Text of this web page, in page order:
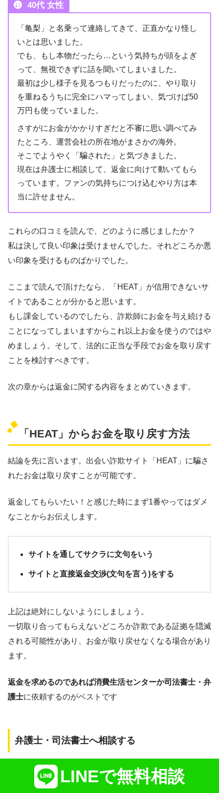
40代 女性
「亀梨」と名乗って連絡してきて、正直かなり怪し
いとは思いました。
でも、もし本物だったら…という気持ちが頭をよぎ
って、無視できずに話を聞いてしまいました。
最初は少し様子を見るつもりだったのに、やり取り
を重ねるうちに完全にハマってしまい、気づけば50
万円も使っていました。
さすがにお金がかかりすぎだと不審に思い調べてみ
たところ、運営会社の所在地がまさかの海外。
そこでようやく「騙された」と気づきました。
現在は弁護士に相談して、返金に向けて動いてもら
っています。ファンの気持ちにつけ込むやり方は本
当に許せません。
これらの口コミを読んで、どのように感じましたか？
私は決して良い印象は受けませんでした。それどころか悪
い印象を受けるものばかりでした。
ここまで読んで頂けたなら、「HEAT」が信用できないサ
イトであることが分かると思います。
もし課金しているのでしたら、詐欺師にお金を与え続ける
ことになってしまいますからこれ以上お金を使うのではや
めましょう。そして、法的に正当な手段でお金を取り戻す
ことを検討すべきです。
次の章からは返金に関する内容をまとめていきます。
「HEAT」からお金を取り戻す方法
結論を先に言います。出会い詐欺サイト「HEAT」に騙さ
れたお金は取り戻すことが可能です。
返金してもらいたい！と感じた時にまず1番やってはダメ
なことからお伝えします。
サイトを通してサクラに文句をいう
サイトと直接返金交渉(文句を言う)をする
上記は絶対にしないようにしましょう。
一切取り合ってもらえないどころか詐欺である証拠を隠滅
される可能性があり、お金が取り戻せなくなる場合があり
ます。
返金を求めるのであれば消費生活センターか司法書士・弁
護士に依頼するのがベストです
弁護士・司法書士へ相談する
法律家に頼るということに躊躇してしまう人は多いでしょ
LINEで無料相談